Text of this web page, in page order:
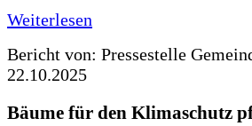
Weiterlesen
Bericht von: Pressestelle
22.10.2025
Bäume für den Klimaschutz